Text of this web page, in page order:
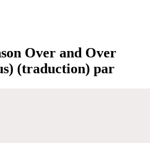
Over and Over
(traduction) par